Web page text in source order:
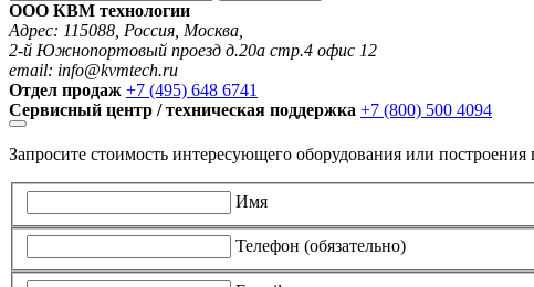
ООО КВМ технологии
Адрес: 115088, Россия, Москва,
2-й Южнопортовый проезд д.20а стр.4 офис 12
email: info@kvmtech.ru
Отдел продаж +7 (495) 648 6741
Сервисный центр / техническая поддержка +7 (800) 500 4094
Запросите стоимость интересующего оборудования или
Имя
Телефон (обязательно)